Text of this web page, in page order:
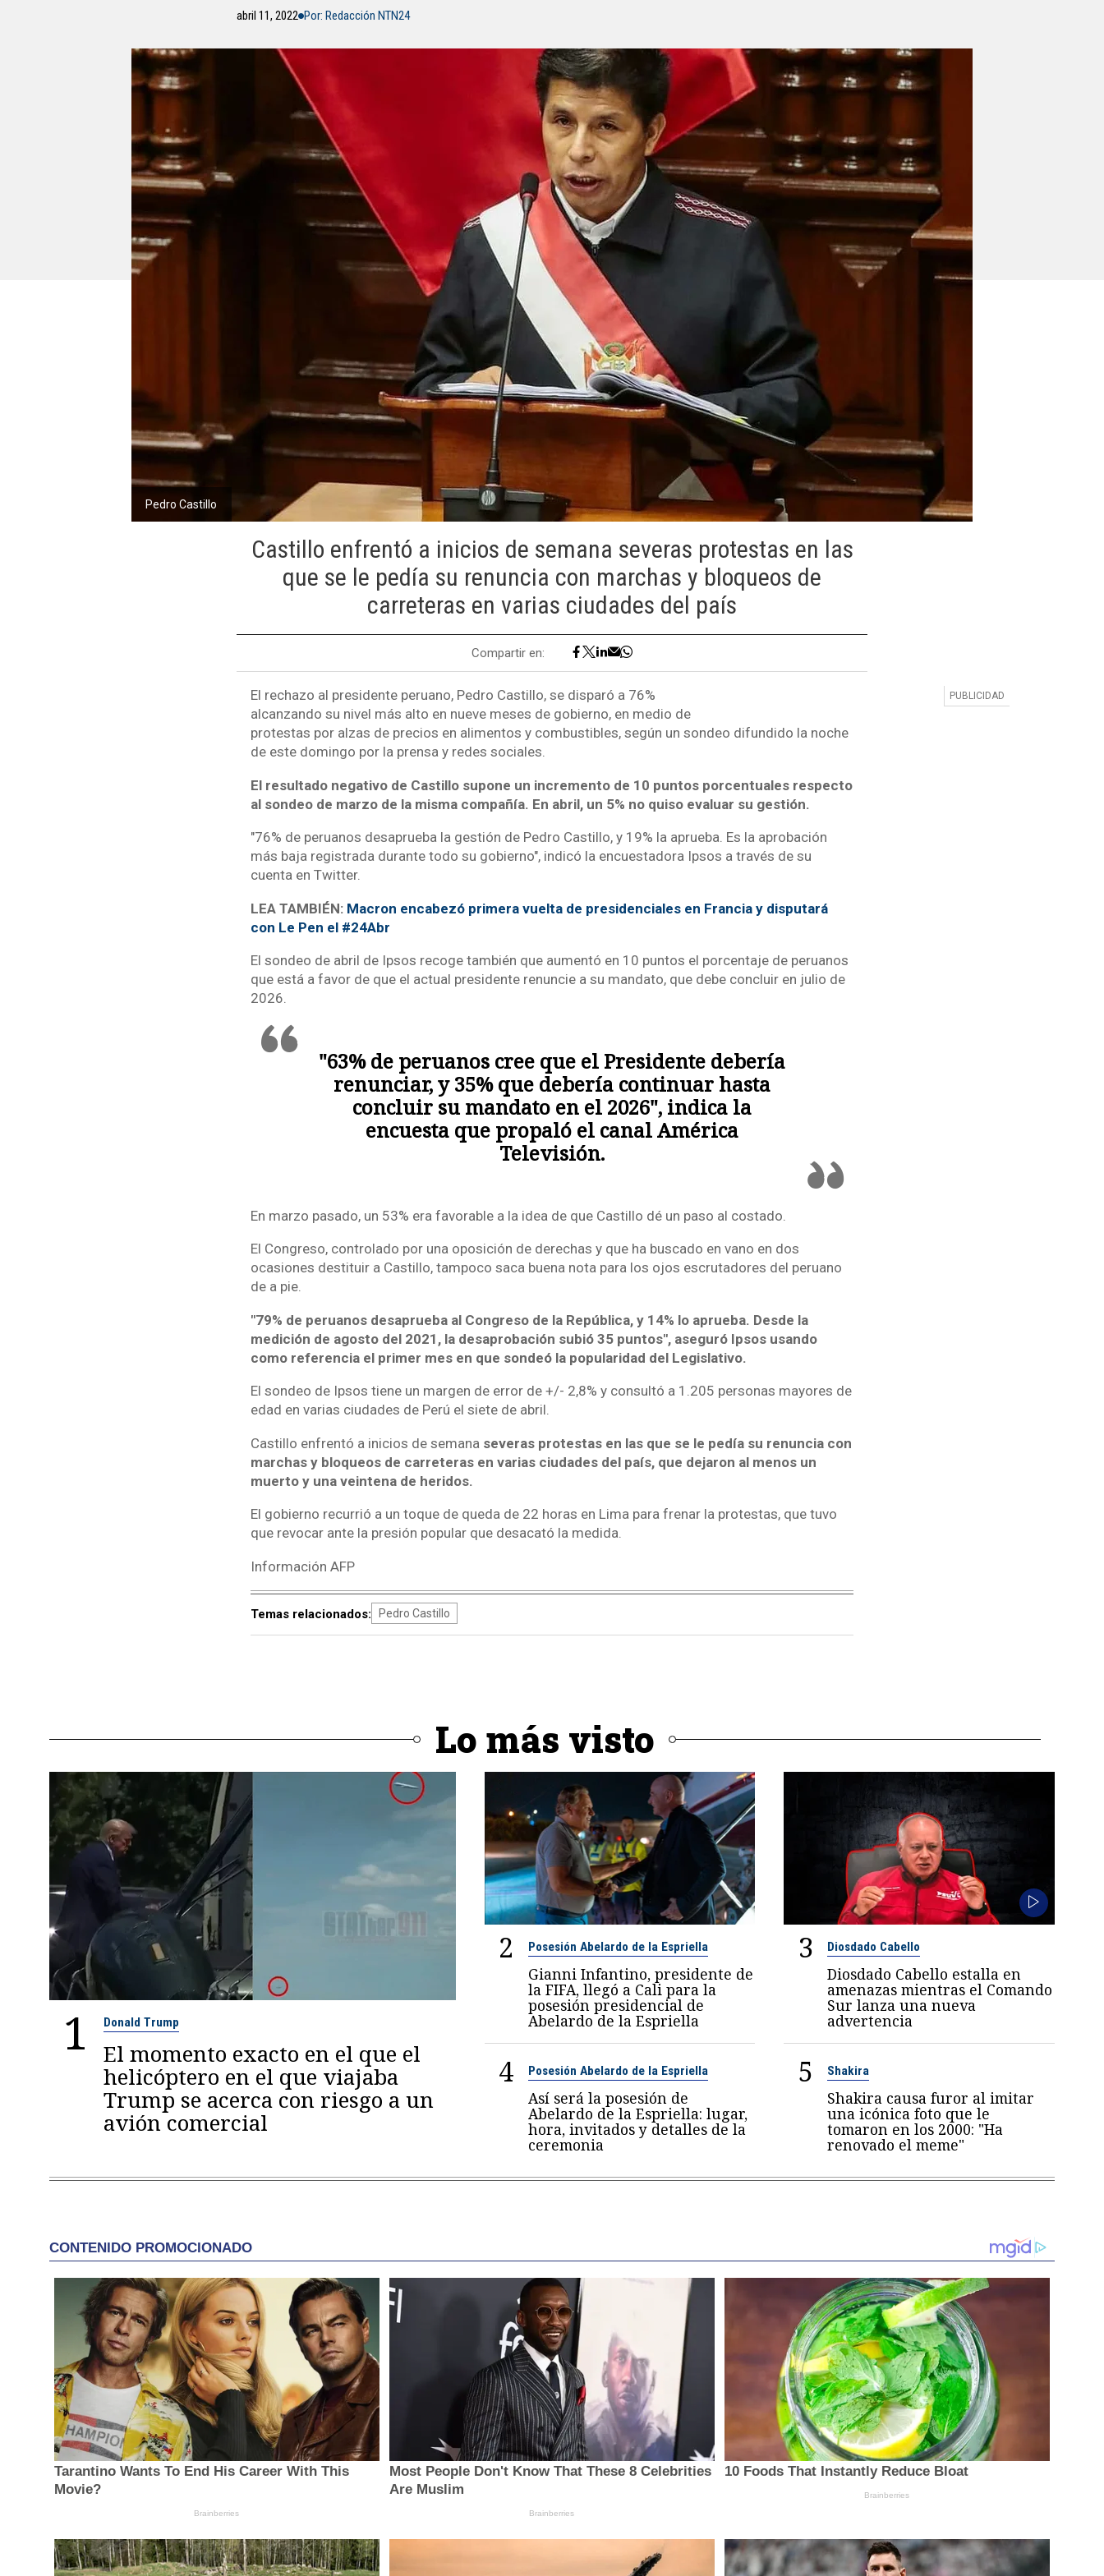
abril 11, 2022 Por: Redacción NTN24
Pedro Castillo
Castillo enfrentó a inicios de semana severas protestas en las
que se le pedía su renuncia con marchas y bloqueos de
carreteras en varias ciudades del país
Compartir en:
El rechazo al presidente peruano, Pedro Castillo, se disparó a 76%
alcanzando su nivel más alto en nueve meses de gobierno, en medio de
protestas por alzas de precios en alimentos y combustibles, según un sondeo difundido la noche
de este domingo por la prensa y redes sociales.
El resultado negativo de Castillo supone un incremento de 10 puntos porcentuales respecto
al sondeo de marzo de la misma compañía. En abril, un 5% no quiso evaluar su gestión.
"76% de peruanos desaprueba la gestión de Pedro Castillo, y 19% la aprueba. Es la aprobación
más baja registrada durante todo su gobierno", indicó la encuestadora Ipsos a través de su
cuenta en Twitter.
LEA TAMBIÉN:Macron encabezó primera vuelta de presidenciales en Francia y disputará
con Le Pen el #24Abr
El sondeo de abril de Ipsos recoge también que aumentó en 10 puntos el porcentaje de peruanos
que está a favor de que el actual presidente renuncie a su mandato, que debe concluir en julio de
2026.
"63% de peruanos cree que el Presidente debería
renunciar, y 35% que debería continuar hasta
concluir su mandato en el 2026", indica la
encuesta que propaló el canal América
Televisión.
En marzo pasado, un 53% era favorable a la idea de que Castillo dé un paso al costado.
El Congreso, controlado por una oposición de derechas y que ha buscado en vano en dos
ocasiones destituir a Castillo, tampoco saca buena nota para los ojos escrutadores del peruano
de a pie.
"79% de peruanos desaprueba al Congreso de la República, y 14% lo aprueba. Desde la
medición de agosto del 2021, la desaprobación subió 35 puntos", aseguró Ipsos usando
como referencia el primer mes en que sondeó la popularidad del Legislativo.
El sondeo de Ipsos tiene un margen de error de +/- 2,8% y consultó a 1.205 personas mayores de
edad en varias ciudades de Perú el siete de abril.
Castillo enfrentó a inicios de semana severas protestas en las que se le pedía su renuncia con
marchas y bloqueos de carreteras en varias ciudades del país, que dejaron al menos un
muerto y una veintena de heridos.
El gobierno recurrió a un toque de queda de 22 horas en Lima para frenar la protestas, que tuvo
que revocar ante la presión popular que desacató la medida.
Información AFP
Temas relacionados: Pedro Castillo
Lo más visto
1 Donald Trump
El momento exacto en el que el
helicóptero en el que viajaba
Trump se acerca con riesgo a un
avión comercial
2 Posesión Abelardo de la Espriella
Gianni Infantino, presidente de
la FIFA, llegó a Cali para la
posesión presidencial de
Abelardo de la Espriella
3 Diosdado Cabello
Diosdado Cabello estalla en
amenazas mientras el Comando
Sur lanza una nueva
advertencia
4 Posesión Abelardo de la Espriella
Así será la posesión de
Abelardo de la Espriella: lugar,
hora, invitados y detalles de la
ceremonia
5 Shakira
Shakira causa furor al imitar
una icónica foto que le
tomaron en los 2000: "Ha
renovado el meme"